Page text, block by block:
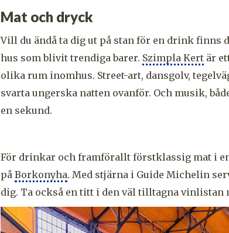
Mat och dryck
Vill du ändå ta dig ut på stan för en drink finns
hus som blivit trendiga barer. Szimpla Kert är
olika rum inomhus. Street-art, dansgolv,
svarta ungerska natten ovanför. Och musik,
en sekund.
För drinkar och framförallt förstklassig mat i
på Borkonyha. Med stjärna i Guide Michelin
dig. Ta också en titt i den väl tilltagna vinlistan